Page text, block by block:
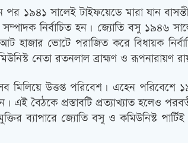
পর ১৯৪১ সালেই টাইফয়েডে মারা যান
নির্বাচিত হন। জ্যোতি বসু ১৯৪৬
হাজার ভোটে পরাজিত করে বিধায়ক
নেতা রতনলাল ব্রাহ্মণ ও রূপনারায়ণ
মিলিয়ে উত্তপ্ত পরিবেশ। এহেন
বৈঠকে প্রস্তাবটি প্রত্যাখ্যাত হলেও
ব্যাপারে জ্যোতি বসু ও কমিউনিস্ট